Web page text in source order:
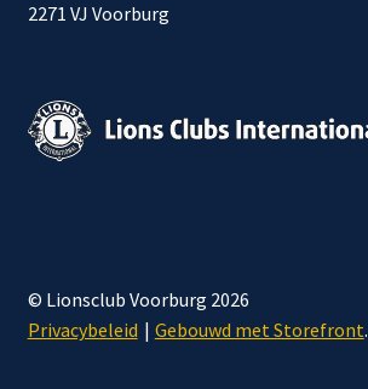
2271 VJ Voorburg
© Lionsclub Voorburg 2026
Privacybeleid
Gebouwd met Storefront.